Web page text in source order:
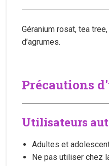
Géranium rosat, tea
d’agrumes.
Précautions
Utilisateurs
Adultes et
Ne pas utiliser chez